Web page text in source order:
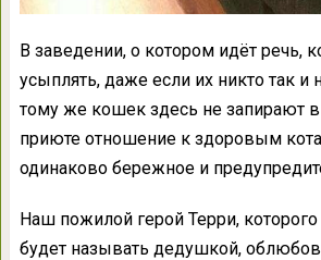
В заведении, о котором идёт речь,
усыплять, даже если их никто так и
тому же кошек здесь не запирают в
приюте отношение к здоровым
одинаково бережное и
Наш пожилой герой Терри,
будет называть дедушкой,